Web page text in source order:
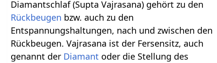
Diamantschlaf (Supta Vajrasana) gehört zu den
Rückbeugen bzw. auch zu den
Entspannungshaltungen, nach und zwischen den
Rückbeugen. Vajrasana ist der Fersensitz, auch
genannt der Diamant oder die Stellung des